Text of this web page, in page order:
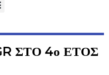
ΣΤΟ 4ο ΕΤΟΣ